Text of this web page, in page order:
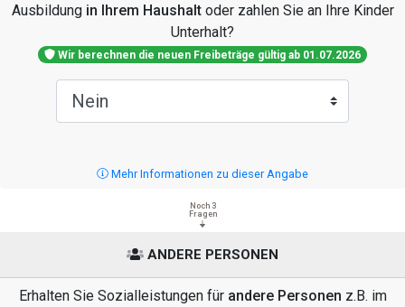
Ausbildung in Ihrem Haushaltoder zahlen Sie an Ihre Kinder
Unterhalt?
Wir berechnen die neuen Freibeträge gültig ab 01.07.2026
Mehr Informationen zu dieser Angabe
Noch 3
Fragen
ANDERE PERSONEN
Erhalten Sie Sozialleistungen für andere Personen z.B. im